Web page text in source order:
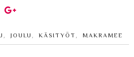
, JOULU , KÄSITYÖT , MAKRAMEE